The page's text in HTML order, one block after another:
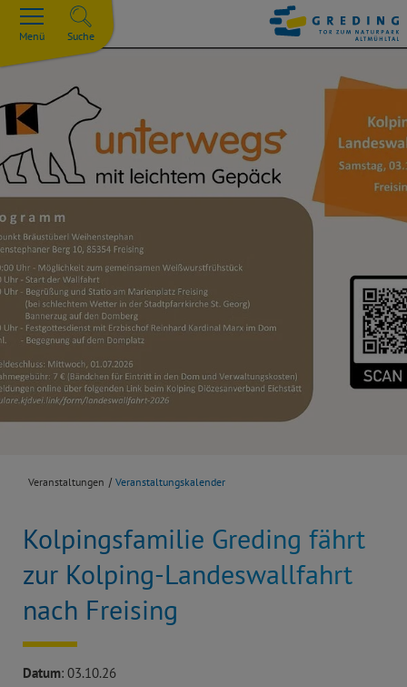
Menü Suche
Veranstaltungen Veranstaltungskalender
Kolpingsfamilie Greding fährt
zur Kolping-Landeswallfahrt
nach Freising
Datum: 03.10.26